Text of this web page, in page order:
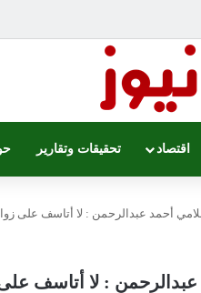
اقتصاد تحقيقات وتقارير
أحمد عبدالرحمن : لا أتاسف على
عبدالرحمن : لا أتاسف